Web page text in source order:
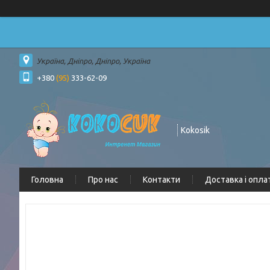
Україна, Дніпро, Дніпро, Україна
+380 (95) 333-62-09
Kokosik
Головна Про нас Контакти Доставка і